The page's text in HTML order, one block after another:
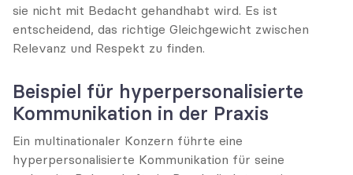
sie nicht mit Bedacht gehandhabt wird. Es ist
entscheidend, das richtige Gleichgewicht zwischen
Relevanz und Respekt zu finden.
Beispiel für hyperpersonalisierte
Kommunikation in der Praxis
Ein multinationaler Konzern führte eine
hyperpersonalisierte Kommunikation für seine